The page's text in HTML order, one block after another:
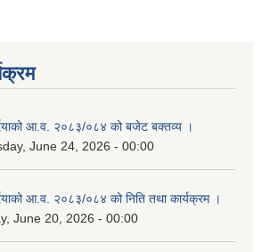
आ.व. २०८३/०८४ को बजेट बक्तव्य ।
June 24, 2026 - 00:00
आ.व. २०८३/०८४ को निति तथा कार्यक्रम ।
June 20, 2026 - 00:00